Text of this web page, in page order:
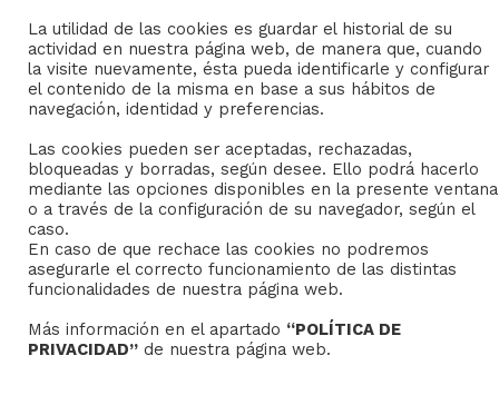
La utilidad de las cookies es guardar el historial de su
actividad en nuestra página web, de manera que, cuando
la visite nuevamente, ésta pueda identificarle y configurar
el contenido de la misma en base a sus hábitos de
navegación, identidad y preferencias.
Las cookies pueden ser aceptadas, rechazadas,
bloqueadas y borradas, según desee. Ello podrá hacerlo
mediante las opciones disponibles en la presente ventana
o a través de la configuración de su navegador, según el
caso.
En caso de que rechace las cookies no podremos
asegurarle el correcto funcionamiento de las distintas
funcionalidades de nuestra página web.
Más información en el apartado “POLÍTICA DE
PRIVACIDAD” de nuestra página web.